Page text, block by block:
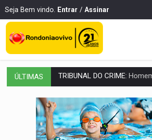
Seja Bem vindo. Entrar / Assinar
ÚLTIMAS VÍDEO:Perseguição é registrada no
LUDOPATIA:Apostas online
REFLORESTAMENTO:Plantar
OVNIS NA LUA:Cientistas alertam